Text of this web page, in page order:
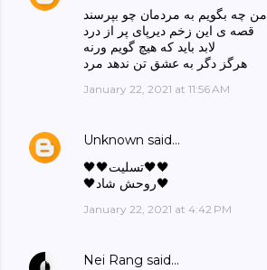
من چه بگویم به مردمان چو بپرسند
قصه ی این زخم دیرپای پر از درد
لابد باید که هیچ گویم ورنه
هرگز دگر به عشق تن ندهد مرد
January 22, 2021 at 11:56 AM
Unknown said…
🖤🖤تسليت🖤🖤
🖤روحش شاد🖤
January 22, 2021 at 4:42 PM
Nei Rang said…